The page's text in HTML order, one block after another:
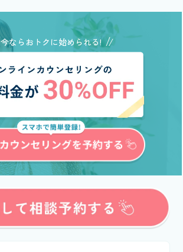
今ならおトクに始められる!